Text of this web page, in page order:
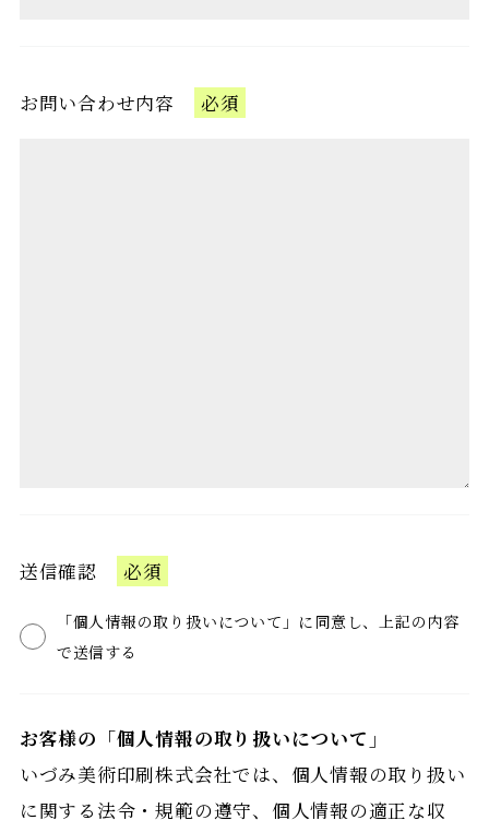
お問い合わせ内容 必須
送信確認 必須
「個人情報の取り扱いについて」に同意し、上記の内容
で送信する
お客様の「個人情報の取り扱いについて」
いづみ美術印刷株式会社では、個人情報の取り扱い
に関する法令・規範の遵守、個人情報の適正な収